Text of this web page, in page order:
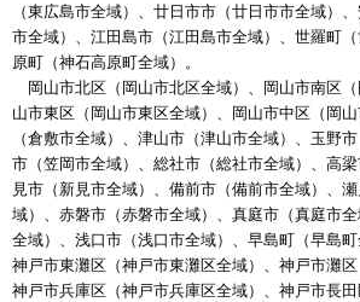
（東広島市全域）、廿日市市（廿日市市全域）
市全域）、江田島市（江田島市全域）、世羅町
原町（神石高原町全域）。
岡山市北区（岡山市北区全域）、岡山市南区
山市東区（岡山市東区全域）、岡山市中区（岡
（倉敷市全域）、津山市（津山市全域）、玉野
市（笠岡市全域）、総社市（総社市全域）、高
見市（新見市全域）、備前市（備前市全域）、
域）、赤磐市（赤磐市全域）、真庭市（真庭市
全域）、浅口市（浅口市全域）、早島町（早島町
神戸市東灘区（神戸市東灘区全域）、神戸市灘区
神戸市兵庫区（神戸市兵庫区全域）、神戸市長